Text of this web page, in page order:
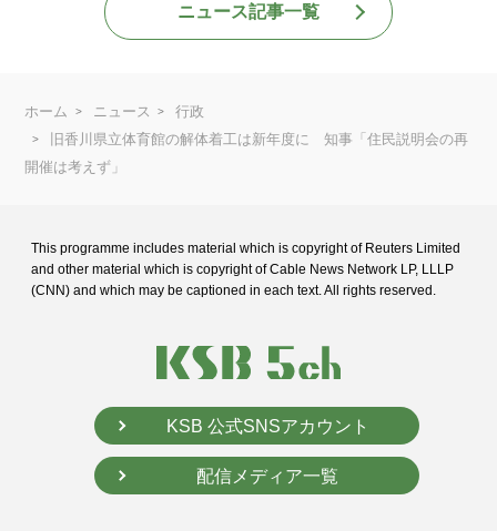
ニュース記事一覧
ホーム ニュース
行政
旧香川県立体育館の解体着工は新年度に 知事「住民説明会の再
開催は考えず」
This programme includes material which is copyright of Reuters Limited
and other material which is copyright of Cable News Network LP, LLLP
(CNN) and which may be captioned in each text. All rights reserved.
KSB 公式SNSアカウント
配信メディア一覧